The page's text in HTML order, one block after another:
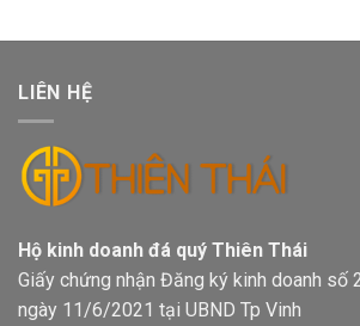
LIÊN HỆ
Hộ kinh doanh đá quý Thiên
Giấy chứng nhận Đăng ký kinh doanh số
ngày 11/6/2021 tại UBND Tp Vinh